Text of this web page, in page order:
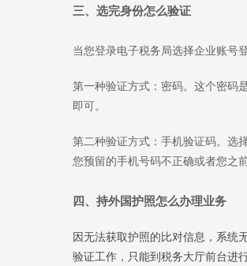
三、选完身份怎么验证
当您登录电子税务局选择企业账号
第一种验证方式：密码。这个密码
即可。
第二种验证方式：手机验证码。选
您预留的手机号码不正确或者您之
四、持外国护照怎么办理业务
因无法获取护照的比对信息，系统
验证工作，只能到税务大厅前台进